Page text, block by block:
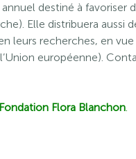
destiné à
Elle distribuera aussi
leurs recherches, en
européenne).
Flora Blanchon.